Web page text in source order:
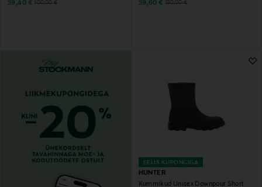
Discounted Price
59,40 € Original Price
100,00 €
Discounted Price
59,60 € Original Price
150,00 €
EELIS KUPONGIGA
HUNTER
Kummikud Unisex Downpour Short